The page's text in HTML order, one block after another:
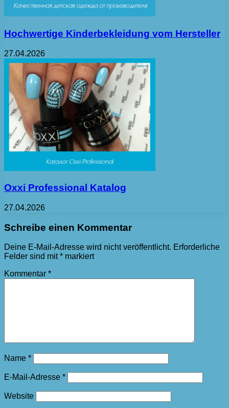
Hochwertige Kinderbekleidung vom Hersteller
27.04.2026
Oxxi Professional Katalog
27.04.2026
Schreibe einen Kommentar
Deine E-Mail-Adresse wird nicht veröffentlicht. Erforderliche
Felder sind mit* markiert
Kommentar *
Name *
E-Mail-Adresse *
Website